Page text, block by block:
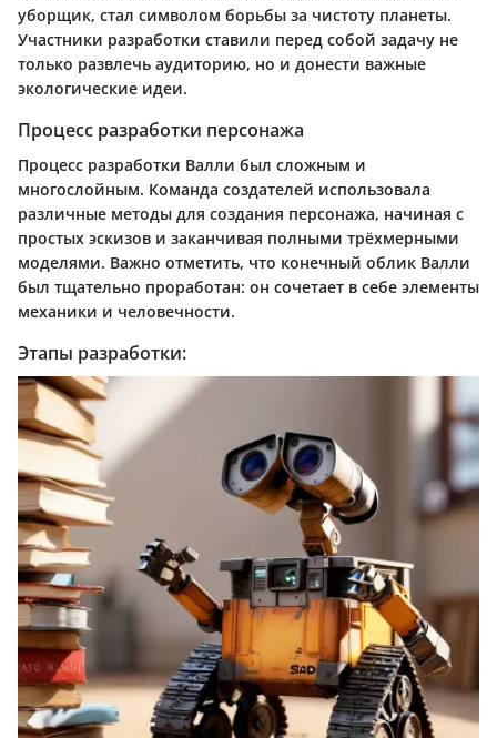
уборщик, стал символом борьбы за чистоту планеты.
Участники разработки ставили перед собой задачу не
только развлечь аудиторию, но и донести важные
экологические идеи.
Процесс разработки персонажа
Процесс разработки Валли был сложным и
многослойным. Команда создателей использовала
различные методы для создания персонажа, начиная с
простых эскизов и заканчивая полными трёхмерными
моделями. Важно отметить, что конечный облик Валли
был тщательно проработан: он сочетает в себе элементы
механики и человечности.
Этапы разработки: